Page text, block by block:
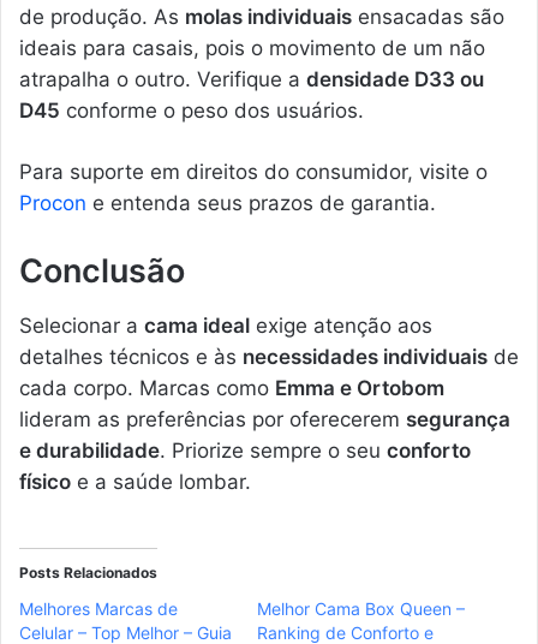
de produção. As molas individuais ensacadas são
ideais para casais, pois o movimento de um não
atrapalha o outro. Verifique a densidade D33 ou
D45 conforme o peso dos usuários.
Para suporte em direitos do consumidor, visite o
Procon e entenda seus prazos de garantia.
Conclusão
Selecionar a cama ideal exige atenção aos
detalhes técnicos e às necessidades individuais de
cada corpo. Marcas como Emma e Ortobom
lideram as preferências por oferecerem segurança
e durabilidade. Priorize sempre o seu conforto
físico e a saúde lombar.
Posts Relacionados
Melhores Marcas de
Celular – Top Melhor – Guia
Melhor Cama Box Queen –
Ranking de Conforto e